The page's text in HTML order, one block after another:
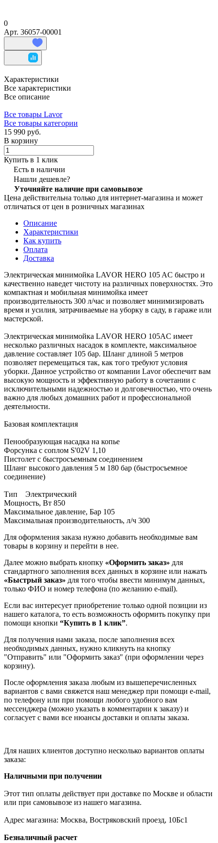
0
Арт. 36057-00001
Характеристики
Все характеристики
Все описание
Все товары Lavor
Все товары категории
15 990 руб.
В корзину
Купить в 1 клик
Есть в наличии
Нашли дешевле?
Уточняйте наличие при самовывозе
Цена действительна только для интернет-магазина и может
отличаться от цен в розничных магазинах
Описание
Характеристики
Как купить
Оплата
Доставка
Электрическая минимойка LAVOR HERO 105 AC быстро и
качественно наведет чистоту на различных поверхностях. Это
компактная и мобильная минимойка имеет
производительность 300 л/час и позволяет минимизировать
время и усилия, затрачиваемые на уборку в саду, в гараже или
мастерской.
Электрическая минимойка LAVOR HERO 105AC имеет
несколько различных насадок в комплекте, максимальное
давление составляет 105 бар. Шланг длиной 5 метров
позволяет перемещаться так, как того требуют условия
уборки. Данное устройство от компании Lavor обеспечит вам
высокую мощность и эффективную работу в сочетании с
исключительными надежностью и долговечностью, что очень
важно для любых домашних работ и профессиональной
деятельности.
Базовая комплектация
Пенообразующая насадка на копье
Форсунка с соплом S'02V 1,10
Пистолет с быстросъемным соединением
Шланг высокого давления 5 м 180 бар (быстросъемное
соединение)
Тип Электрический
Мощность, Вт 850
Максимальное давление, Бар 105
Максимальная производительность, л/ч 300
Для оформления заказа нужно добавить необходимые вам
товары в корзину и перейти в нее.
Далее можно выбрать кнопку «Оформить заказ» для
стандартного заполнения всех данных в корзине или нажать
«Быстрый заказ» для того чтобы ввести минимум данных,
только ФИО и номер телефона (по желанию e-mail).
Если вас интересует приобретение только одной позиции из
нашего каталога, то есть возможность оформить покупку при
помощи кнопки “Купить в 1 клик”.
Для получения нами заказа, после заполнения всех
необходимых данных, нужно кликнуть на кнопку
"Отправить" или "Оформить заказ" (при оформлении через
корзину).
После оформления заказа любым из вышеперечисленных
вариантов с вами свяжется наш менеджер при помощи e-mail,
по телефону или при помощи любого удобного вам
мессенджера (можно указать в комментарии к заказу) и
согласует с вами все нюансы доставки и оплаты заказа.
Для наших клиентов доступно несколько вариантов оплаты
заказа:
Наличными при получении
Этот тип оплаты действует при доставке по Москве и области
или при самовывозе из нашего магазина.
Адрес магазина: Москва, Востряковский проезд, 10Бс1
Безналичный расчет